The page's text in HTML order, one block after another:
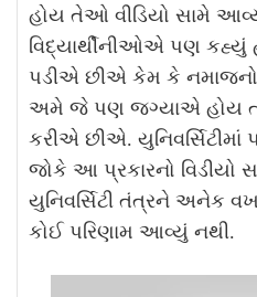
હોય તેઓ વીડિયો સામે
વિદ્યાર્થીનીઓએ પણ
પડીએ છીએ કેમ કે
અમે જે પણ જગ્યાએ હોય
કરીએ છીએ.
જોકે આ પ્રકારનો વિડીયો
યુનિવર્સિટી તંત્રને અનેક
કોઈ પરિણામ આવ્યું નથી.